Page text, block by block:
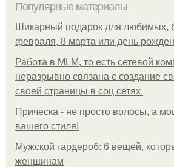
Популярные материалы
Шикарный подарок для любимых,
февраля, 8 марта или день
Работа в MLM, то есть сетевой
неразрывно связана с создание
своей страницы в соц сетях.
Прическа - не просто волосы, а
вашего стиля!
Мужской гардероб: 6 вещей,
женщинам